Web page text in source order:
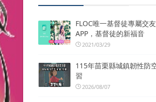
FLOC唯一基督徒專屬交友
APP，基督徒的新福音
2021/03/29
115年苗栗縣城鎮韌性防
習
2026/08/07